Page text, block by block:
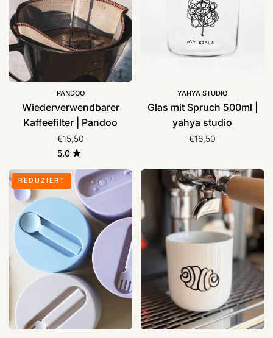
PANDOO
Wiederverwendbarer
Kaffeefilter | Pandoo
€15,50
5.0
YAHYA STUDIO
Glas mit Spruch 500ml |
yahya studio
€16,50
Travel
Thermo
Lunch
Box
designletters
REDUZIERT
Becher
Franzbrötchen
|
Frau
Hansen